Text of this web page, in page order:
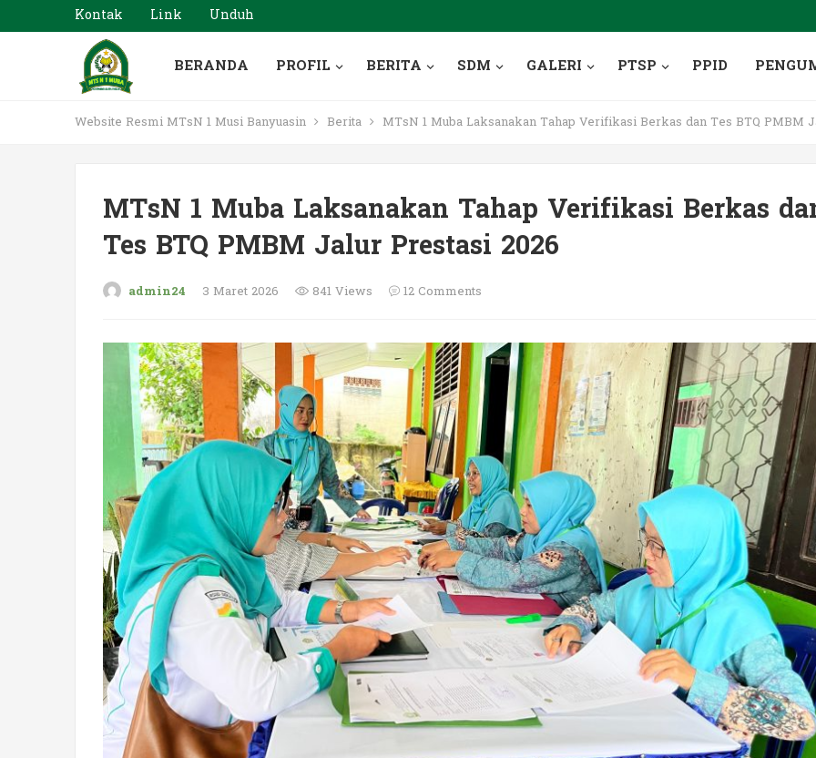
Kontak Link Unduh
BERANDA PROFIL BERITA SDM GALERI PTSP PPID
Website Resmi MTsN 1 Musi Banyuasin Berita MTsN 1 Muba Laksanakan Tahap Verifikasi Berkas dan Tes BTQ PMBM
MTsN 1 Muba Laksanakan Tahap Verifikasi Berkas
Tes BTQ PMBM Jalur Prestasi 2026
admin24 3 Maret 2026 841 Views 12 Comments